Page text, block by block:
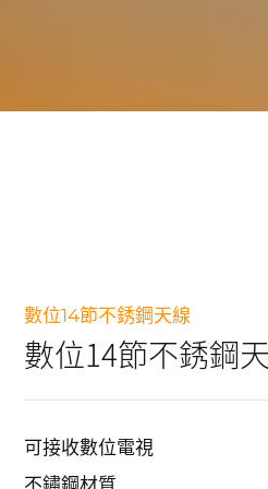
數位14節不銹鋼天線
數位14節不銹鋼
可接收數位電視
不鏽鋼材質